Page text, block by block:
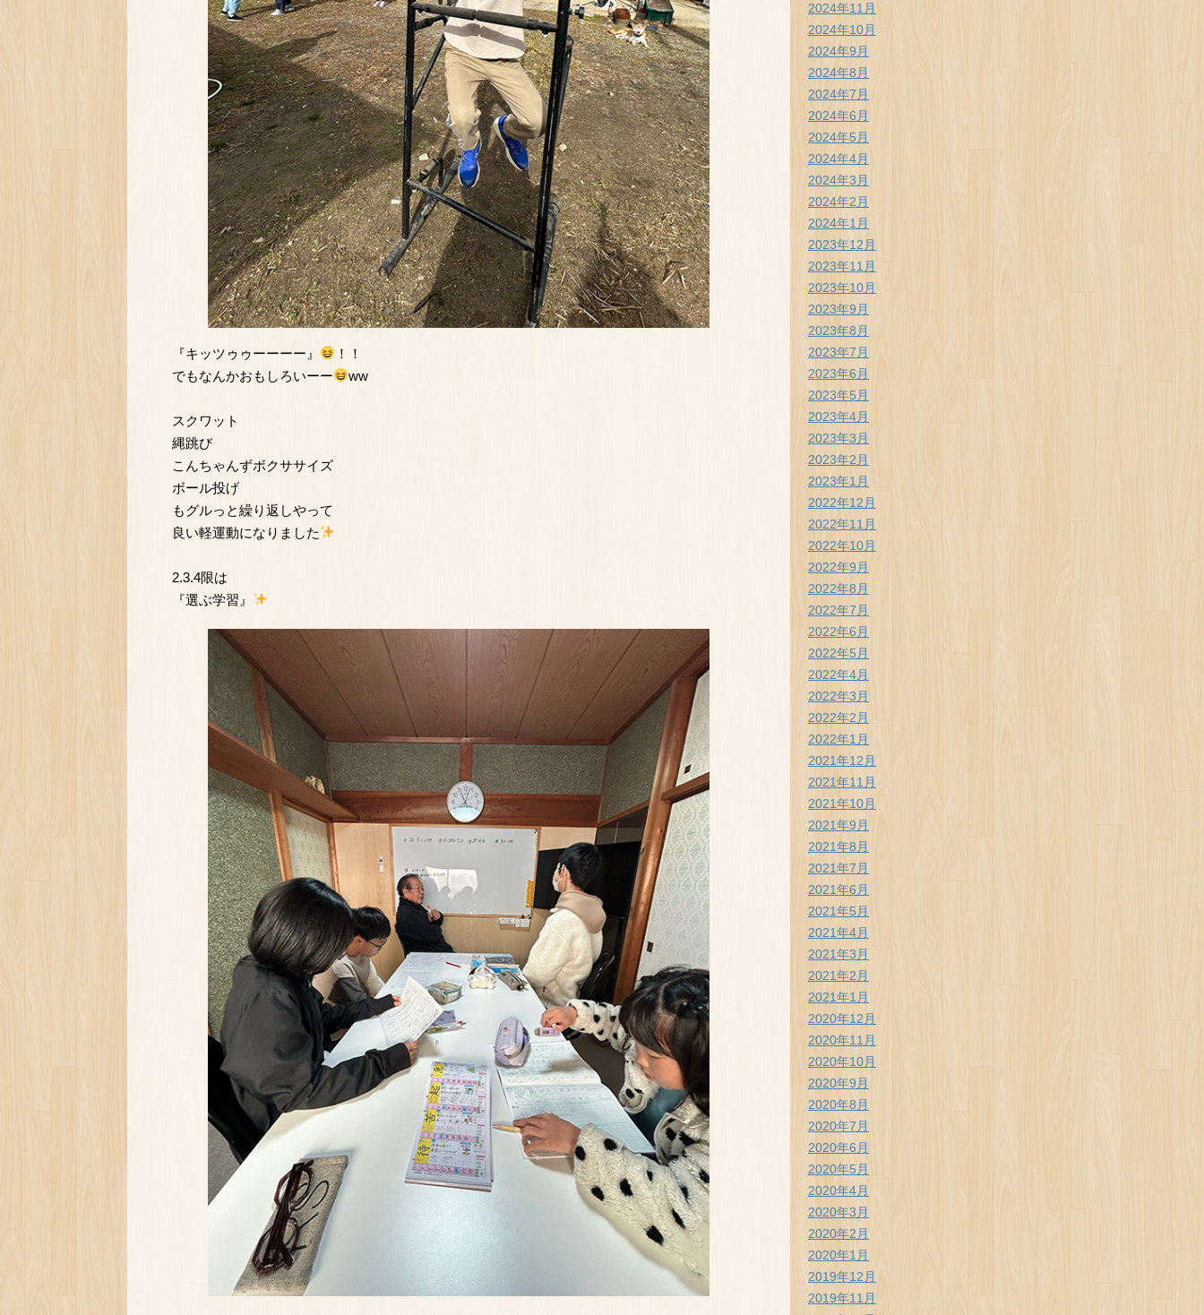
『キッツゥゥーーーー』
！！
でもなんかおもしろいーー
ww
スクワット
縄跳び
こんちゃんずボクササイズ
ボール投げ
もグルっと繰り返しやって
良い軽運動になりました
2.3.4限は
『選ぶ学習』
2024年11月
2024年10月
2024年9月
2024年8月
2024年7月
2024年6月
2024年5月
2024年4月
2024年3月
2024年2月
2024年1月
2023年12月
2023年11月
2023年10月
2023年9月
2023年8月
2023年7月
2023年6月
2023年5月
2023年4月
2023年3月
2023年2月
2023年1月
2022年12月
2022年11月
2022年10月
2022年9月
2022年8月
2022年7月
2022年6月
2022年5月
2022年4月
2022年3月
2022年2月
2022年1月
2021年12月
2021年11月
2021年10月
2021年9月
2021年8月
2021年7月
2021年6月
2021年5月
2021年4月
2021年3月
2021年2月
2021年1月
2020年12月
2020年11月
2020年10月
2020年9月
2020年8月
2020年7月
2020年6月
2020年5月
2020年4月
2020年3月
2020年2月
2020年1月
2019年12月
2019年11月